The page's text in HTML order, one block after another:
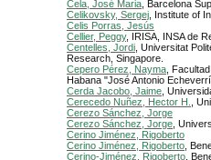
Cela, José Maria , Barcelona
Celikovsky, Sergej , Institute of
Celis Porras, Jesús
Cellier, Peggy, IRISA, INSA de
Centelles, Jordi , Universitat
Research, Singapore.
Cepero Pérez, Nayma ,
Habana "José Antonio
Cerda Jacobo, Jaime ,
Cerecedo Nuñez, Hector H.
,
Cerezo Sánchez, Jorge
Cerezo Sánchez, Jorge ,
Cerino Jiménez, Rigoberto
Cerino Jiménez, Rigoberto ,
Cerino-Jiménez, Rigoberto ,